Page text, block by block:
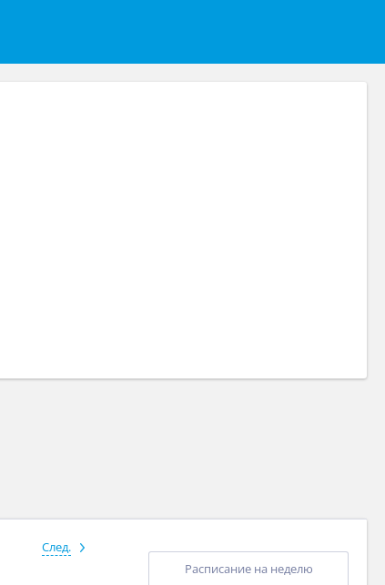
След.
Расписание на неделю